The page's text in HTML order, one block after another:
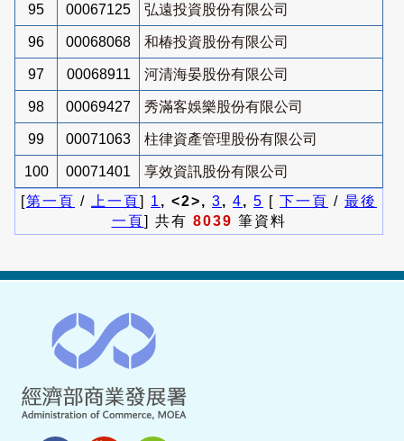
95 00067125 弘遠投資股份有限公司
96 00068068 和椿投資股份有限公司
97 00068911 河清海晏股份有限公司
98 00069427 秀滿客娛樂股份有限公司
99 00071063 柱律資產管理股份有限公司
100 00071401
享效資訊股份有限公司
[第一頁 / 上一頁] 1 , <2>, 3, 4, 5 [ 下一頁 / 最後
一頁] 共有 8039 筆資料